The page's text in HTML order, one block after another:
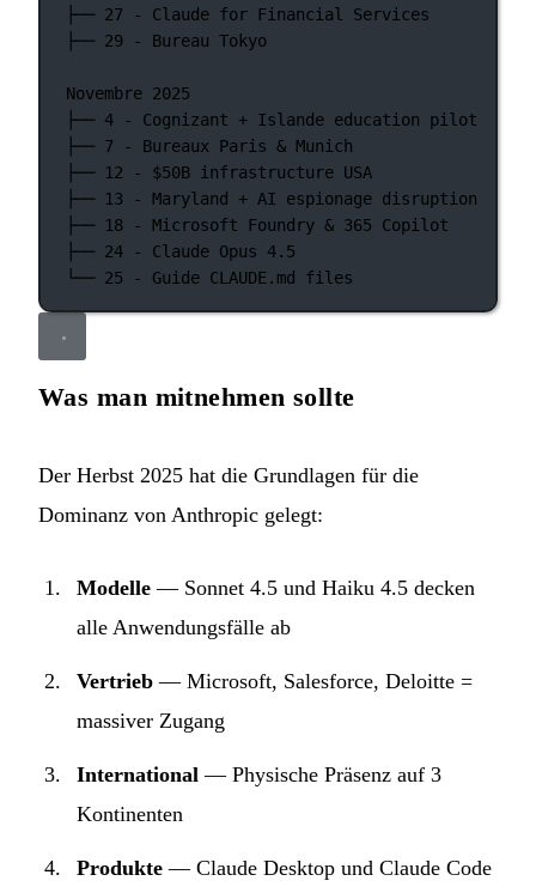
├── 27 - Claude for Financial Services
├── 29 - Bureau Tokyo
Novembre 2025
├── 4 - Cognizant + Islande education pilot
├── 7 - Bureaux Paris & Munich
├── 12 - $50B infrastructure USA
├── 13 - Maryland + AI espionage disruption
├── 18 - Microsoft Foundry & 365 Copilot
├── 24 - Claude Opus 4.5
└── 25 - Guide CLAUDE.md files
Was man mitnehmen sollte
Der Herbst 2025 hat die Grundlagen für die
Dominanz von Anthropic gelegt:
Modelle — Sonnet 4.5 und Haiku 4.5 decken
alle Anwendungsfälle ab
Vertrieb — Microsoft, Salesforce, Deloitte =
massiver Zugang
International — Physische Präsenz auf 3
Kontinenten
Produkte — Claude Desktop und Claude Code